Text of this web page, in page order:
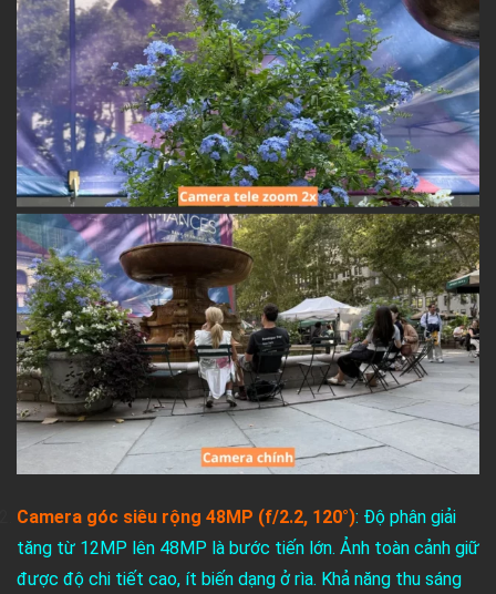
Camera góc siêu rộng 48MP (f/2.2, 120°): Độ phân giải
tăng từ 12MP lên 48MP là bước tiến lớn. Ảnh toàn cảnh giữ
được độ chi tiết cao, ít biến dạng ở rìa. Khả năng thu sáng